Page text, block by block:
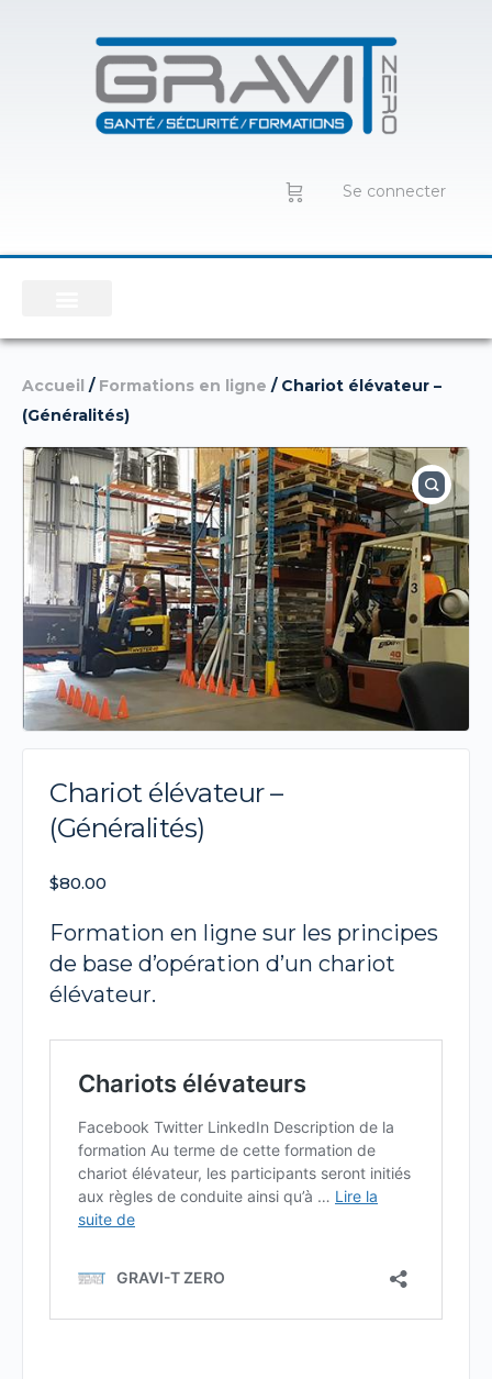
Se connecter
Accueil / Formations en ligne / Chariot élévateur –
(Généralités)
Chariot élévateur –
(Généralités)
$80.00
Formation en ligne sur les principes
de base d’opération d’un chariot
élévateur.